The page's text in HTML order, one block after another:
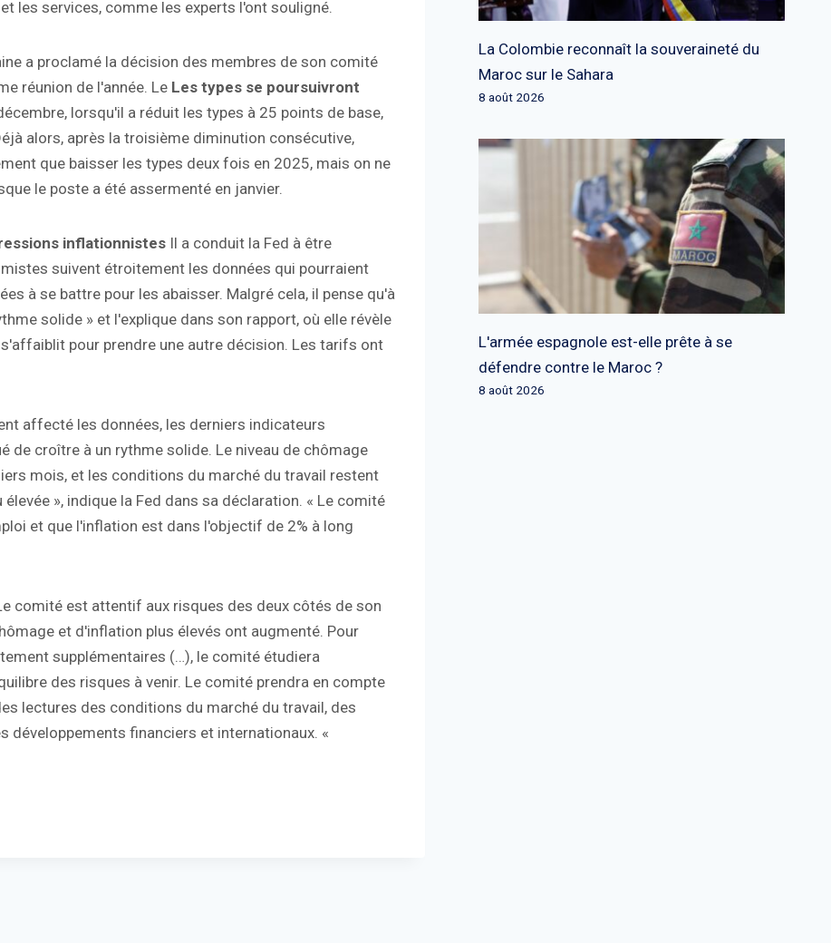
les services, comme les experts l'ont souligné.
a proclamé la décision des membres de son comité
réunion de l'année. Le Les types se poursuivront
lorsqu'il a réduit les types à 25 points de base,
alors, après la troisième diminution consécutive,
que baisser les types deux fois en 2025, mais on ne
le poste a été assermenté en janvier.
inflationnistes Il a conduit la Fed à être
suivent étroitement les données qui pourraient
à se battre pour les abaisser. Malgré cela, il pense qu'à
solide » et l'explique dans son rapport, où elle révèle
pour prendre une autre décision. Les tarifs ont
affecté les données, les derniers indicateurs
de croître à un rythme solide. Le niveau de chômage
mois, et les conditions du marché du travail restent
», indique la Fed dans sa déclaration. « Le comité
et que l'inflation est dans l'objectif de 2% à long
comité est attentif aux risques des deux côtés de son
et d'inflation plus élevés ont augmenté. Pour
supplémentaires (…), le comité étudiera
des risques à venir. Le comité prendra en compte
lectures des conditions du marché du travail, des
financiers et internationaux. «
La Colombie reconnaît la souveraineté du
Maroc sur le Sahara
8 août 2026
L'armée espagnole est-elle prête à se
défendre contre le Maroc ?
8 août 2026